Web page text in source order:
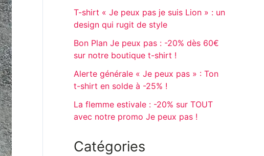
T-shirt « Je peux pas je suis Lion » : un
design qui rugit de style
Bon Plan Je peux pas : -20% dès 60€
sur notre boutique t-shirt !
Alerte générale « Je peux pas » : Ton
t-shirt en solde à -25% !
La flemme estivale : -20% sur TOUT
avec notre promo Je peux pas !
Catégories